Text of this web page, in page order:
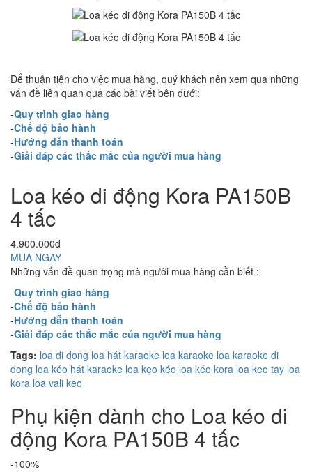
Để thuận tiện cho việc mua hàng, quý khách nên xem qua những
vấn đề liên quan qua các bài viết bên dưới:
-Quy trình giao hàng
-Chế độ bảo hành
-Hướng dẫn thanh toán
-Giải đáp các thắc mắc của người mua hàng
Loa kéo di động Kora PA150B
4 tấc
4.900.000đ
MUA NGAY
Những vấn đề quan trọng mà người mua hàng cần biết :
-Quy trình giao hàng
-Chế độ bảo hành
-Hướng dẫn thanh toán
-Giải đáp các thắc mắc của người mua hàng
Tags: loa di dong loa hát karaoke loa karaoke loa karaoke di
dong loa kéo hát karaoke loa kẹo kéo loa kéo kora loa keo tay loa
kora loa vali keo
Phụ kiện dành cho Loa kéo di
động Kora PA150B 4 tấc
-100%